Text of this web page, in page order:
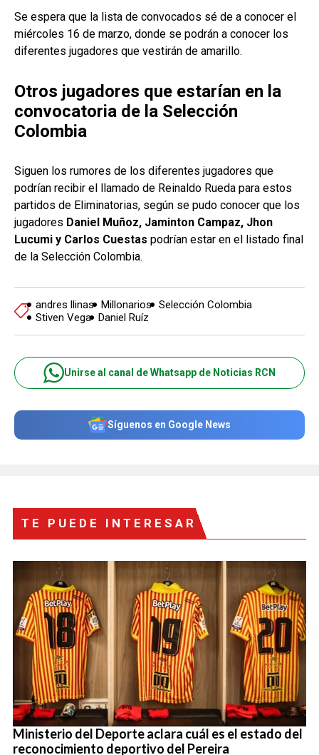
Se espera que la lista de convocados sé de a conocer el
miércoles 16 de marzo, donde se podrán a conocer los
diferentes jugadores que vestirán de amarillo.
Otros jugadores que estarían en la
convocatoria de la Selección
Colombia
Siguen los rumores de los diferentes jugadores que
podrían recibir el llamado de Reinaldo Rueda para estos
partidos de Eliminatorias, según se pudo conocer que los
jugadores Daniel Muñoz, Jaminton Campaz, Jhon
Lucumi y Carlos Cuestas podrían estar en el listado final
de la Selección Colombia.
andres llinas Millonarios Selección Colombia
Stiven Vega Daniel Ruíz
Unirse al canal de Whatsapp de Noticias RCN
Síguenos en Google News
TE PUEDE INTERESAR
Ministerio del Deporte aclara cuál es el estado del
reconocimiento deportivo del Pereira